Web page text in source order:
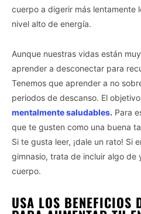
cuerpo a digerir más lentamente
nivel alto de energía.
Aunque nuestras vidas están
aprender a desconectar para
Tenemos que aprender a no
periodos de descanso. El
mentalmente saludables. Para
que te gusten como una buena
Si te gusta leer, ¡dale un rato! Si
gimnasio, trata de incluir algo de
cuerpo.
USA LOS BENEFICIOS